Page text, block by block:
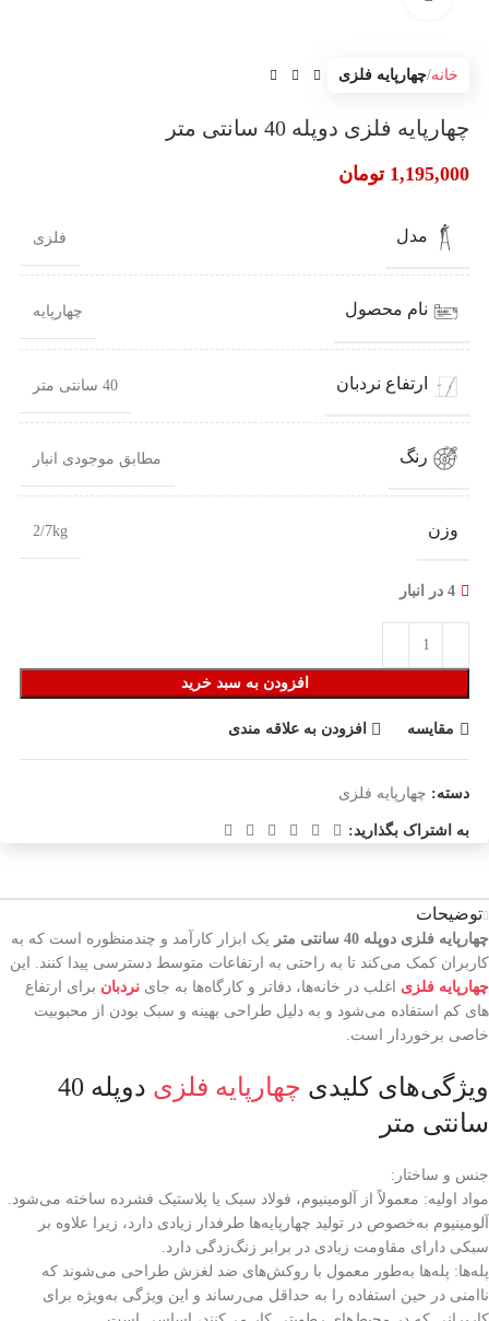
خانه چهارپایه فلزی
چهارپایه فلزی دوپله 40 سانتی متر
1,195,000 تومان
مدل فلزی
نام محصول چهارپایه
ارتفاع نردبان 40 سانتی متر
رنگ مطابق موجودی انبار
وزن 2/7kg
4 در انبار
افزودن به سبد خرید
مقایسه افزودن به علاقه مندی
دسته: چهارپایه فلزی
به اشتراک بگذارید:
توضیحات
چهارپایه فلزی دوپله 40 سانتی متر
یک ابزار کارآمد و چندمنظوره است که به
کاربران کمک می‌کند تا به راحتی به ارتفاعات متوسط دسترسی پیدا کنند. این
چهارپایه فلزی اغلب در خانه‌ها، دفاتر و کارگاه‌ها به جای نردبان برای ارتفاع
های کم استفاده می‌شود و به دلیل طراحی بهینه و سبک بودن از محبوبیت
خاصی برخوردار است.
ویژگی‌های کلیدی چهارپایه فلزی
دوپله 40
سانتی متر
جنس و ساختار:
مواد اولیه: معمولاً از آلومینیوم، فولاد سبک یا پلاستیک فشرده ساخته می‌شود.
آلومینیوم به‌خصوص در تولید چهارپایه‌ها طرفدار زیادی دارد، زیرا علاوه بر
سبکی دارای مقاومت زیادی در برابر زنگ‌زدگی دارد.
پله‌ها: پله‌ها به‌طور معمول با روکش‌های ضد لغزش طراحی می‌شوند که
ناامنی در حین استفاده را به حداقل می‌رساند و این ویژگی به‌ویژه برای